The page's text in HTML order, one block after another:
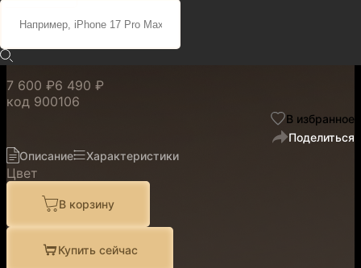
с MagSafe Purple Fog для
iPhone 17 Pro Max
7 600 ₽6 490 ₽
код 900106
В избранное
Поделиться
Описание
Характеристики
Цвет
В корзину
Купить сейчас